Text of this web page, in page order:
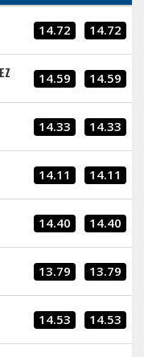
14.72 14.72
14.59 14.59
14.33 14.33
14.11 14.11
14.40 14.40
13.79 13.79
14.53 14.53